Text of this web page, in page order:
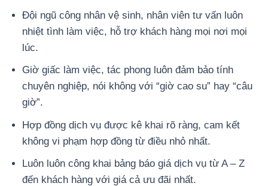
Đội ngũ công nhân vệ sinh, nhân viên tư vấn luôn
nhiệt tình làm việc, hỗ trợ khách hàng mọi nơi mọi
lúc.
Giờ giấc làm việc, tác phong luôn đảm bảo tính
chuyên nghiệp, nói không với “giờ cao su” hay “câu
giờ”.
Hợp đồng dịch vụ được kê khai rõ ràng, cam kết
không vi phạm hợp đồng từ điều nhỏ nhất.
Luôn luôn công khai bảng báo giá dịch vụ từ A – Z
đến khách hàng với giá cả ưu đãi nhất.